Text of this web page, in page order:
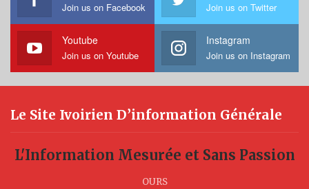
Join us on Facebook Join us on Twitter
Youtube
Join us on Youtube
Instagram
Join us on Instagram
Le Site Ivoirien D’information Générale
L'Information Mesurée et Sans Passion
OURS